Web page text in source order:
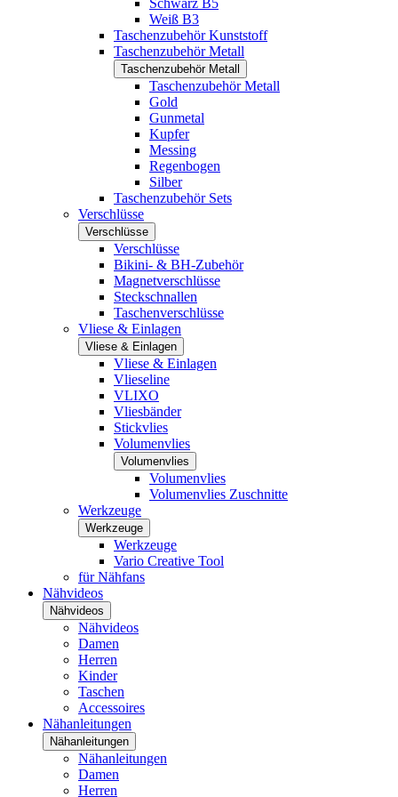
Schwarz B5
Weiß B3
Taschenzubehör Kunststoff
Taschenzubehör Metall
Taschenzubehör Metall
Taschenzubehör Metall
Gold
Gunmetal
Kupfer
Messing
Regenbogen
Silber
Taschenzubehör Sets
Verschlüsse
Verschlüsse
Verschlüsse
Bikini- & BH-Zubehör
Magnetverschlüsse
Steckschnallen
Taschenverschlüsse
Vliese & Einlagen
Vliese & Einlagen
Vliese & Einlagen
Vlieseline
VLIXO
Vliesbänder
Stickvlies
Volumenvlies
Volumenvlies
Volumenvlies
Volumenvlies Zuschnitte
Werkzeuge
Werkzeuge
Werkzeuge
Vario Creative Tool
für Nähfans
Nähvideos
Nähvideos
Nähvideos
Damen
Herren
Kinder
Taschen
Accessoires
Nähanleitungen
Nähanleitungen
Nähanleitungen
Damen
Herren